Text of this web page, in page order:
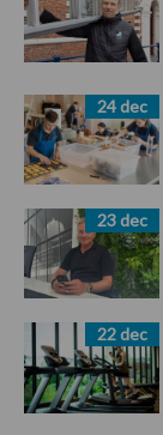
24 dec
23 dec
22 dec